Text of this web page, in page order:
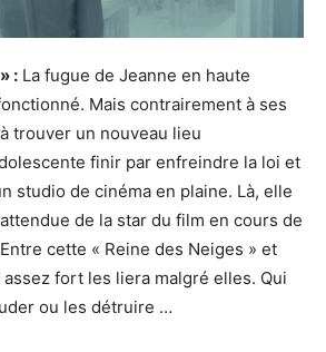
: La fugue de Jeanne en haute
Mais contrairement à ses
trouver un nouveau lieu
finir par enfreindre la loi et
studio de cinéma en plaine. Là, elle
de la star du film en cours de
cette « Reine des Neiges » et
fort les liera malgré elles. Qui
ou les détruire …